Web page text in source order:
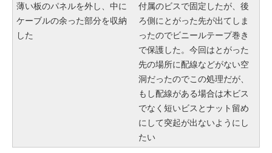
薄い板のパネルを外し、中に
ケーブルの余った部分を収納
した
付属のビスで固定したが、後
ろ側にとがった先が出てしま
ったのでビニールテープ巻き
で保護した。今回はとがった
先の場所に配線などがない空
洞だったのでこの処理だが、
もし配線がある場合は木ビス
でなく短いビスとナット留め
にして突起が出ないようにし
たい